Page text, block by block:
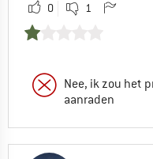
0 1
Nee, ik zou het
aanraden